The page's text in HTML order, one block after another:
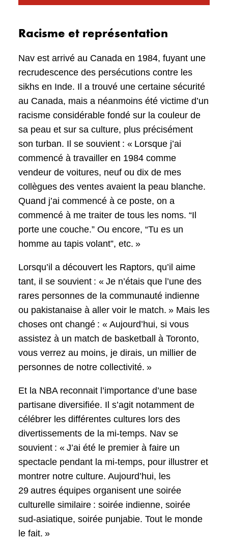
Racisme et représentation
Nav est arrivé au Canada en 1984, fuyant une
recrudescence des persécutions contre les
sikhs en Inde. Il a trouvé une certaine sécurité
au Canada, mais a néanmoins été victime d’un
racisme considérable fondé sur la couleur de
sa peau et sur sa culture, plus précisément
son turban. Il se souvient : « Lorsque j’ai
commencé à travailler en 1984 comme
vendeur de voitures, neuf ou dix de mes
collègues des ventes avaient la peau blanche.
Quand j’ai commencé à ce poste, on a
commencé à me traiter de tous les noms. “Il
porte une couche.” Ou encore, “Tu es un
homme au tapis volant”, etc. »
Lorsqu’il a découvert les Raptors, qu’il aime
tant, il se souvient : « Je n’étais que l’une des
rares personnes de la communauté indienne
ou pakistanaise à aller voir le match. » Mais les
choses ont changé : « Aujourd’hui, si vous
assistez à un match de basketball à Toronto,
vous verrez au moins, je dirais, un millier de
personnes de notre collectivité. »
Et la NBA reconnait l’importance d’une base
partisane diversifiée. Il s’agit notamment de
célébrer les différentes cultures lors des
divertissements de la mi-temps. Nav se
souvient : « J’ai été le premier à faire un
spectacle pendant la mi-temps, pour illustrer et
montrer notre culture. Aujourd’hui, les
29 autres équipes organisent une soirée
culturelle similaire : soirée indienne, soirée
sud-asiatique, soirée punjabie. Tout le monde
le fait. »